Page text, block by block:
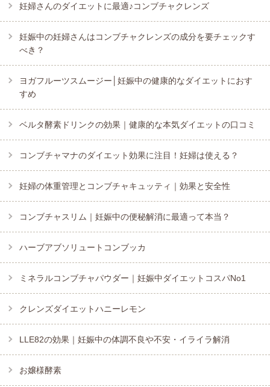
妊婦さんのダイエットに最適♪コンブチャクレンズ
妊娠中の妊婦さんはコンブチャクレンズの成分を要チェックす
べき？
ヨガフルーツスムージー│妊娠中の健康的なダイエットにおす
すめ
ベルタ酵素ドリンクの効果｜健康的な本気ダイエットの口コミ
コンブチャマナのダイエット効果に注目！妊婦は使える？
妊婦の体重管理とコンブチャキュッティ｜効果と安全性
コンブチャスリム｜妊娠中の便秘解消に最適って本当？
ハーブアブソリュートコンブッカ
ミネラルコンブチャパウダー｜妊娠中ダイエットコスパNo1
クレンズダイエットハニーレモン
LLE82の効果｜妊娠中の体調不良や不安・イライラ解消
お嬢様酵素